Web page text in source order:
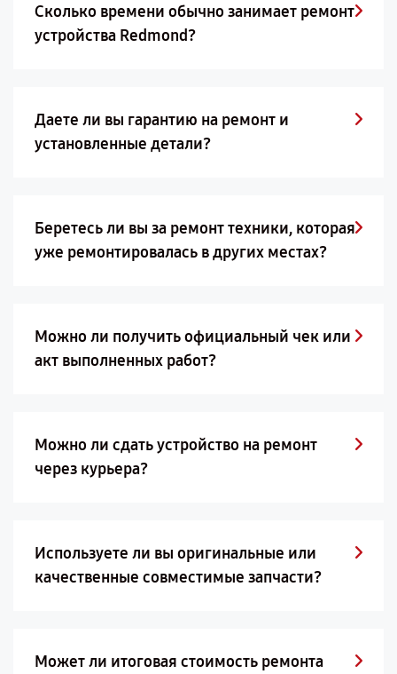
Сколько времени обычно занимает ремонт
устройства Redmond?
Даете ли вы гарантию на ремонт и
установленные детали?
Беретесь ли вы за ремонт техники, которая
уже ремонтировалась в других местах?
Можно ли получить официальный чек или
акт выполненных работ?
Можно ли сдать устройство на ремонт
через курьера?
Используете ли вы оригинальные или
качественные совместимые запчасти?
Может ли итоговая стоимость ремонта